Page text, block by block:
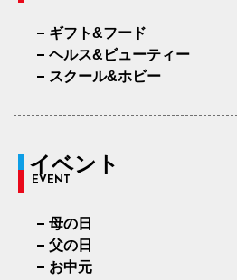
ギフト&フード
ヘルス&ビューティー
スクール&ホビー
イベント
EVENT
母の日
父の日
お中元